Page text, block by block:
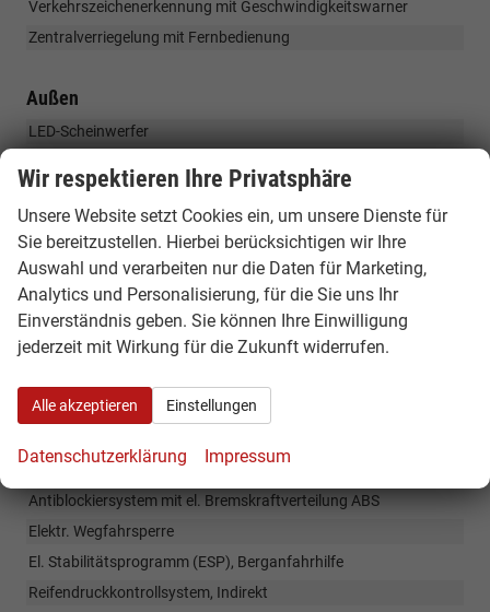
Verkehrszeichenerkennung mit Geschwindigkeitswarner
Zentralverriegelung mit Fernbedienung
Außen
LED-Scheinwerfer
Außenspiegel in Schwarz
F1 Blade Stoßfänger in Wagenfarbe
Haifischantenne
Heckscheibe beheizbar
LED-Tagfahrlicht / Rückleuchten
Nebelschlussleuchte
18" Alufelgen ''Oston'' 195/60 R18, Sommerreifen
Antiblockiersystem mit el. Bremskraftverteilung ABS
Elektr. Wegfahrsperre
El. Stabilitätsprogramm (ESP), Berganfahrhilfe
Reifendruckkontrollsystem, Indirekt
Wir respektieren Ihre Privatsphäre
Unsere Website setzt Cookies ein, um unsere Dienste für
Sie bereitzustellen. Hierbei berücksichtigen wir Ihre
Auswahl und verarbeiten nur die Daten für Marketing,
Analytics und Personalisierung, für die Sie uns Ihr
Einverständnis geben. Sie können Ihre Einwilligung
jederzeit mit Wirkung für die Zukunft widerrufen.
Alle akzeptieren Einstellungen
Datenschutzerklärung Impressum